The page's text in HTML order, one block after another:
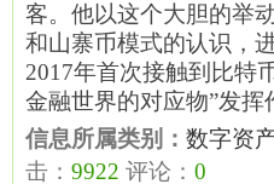
客。他以这个大胆的举
和山寨币模式的认识，
2017年首次接触到比特
金融世界的对应物”发
信息所属类别： 数字资
击： 9922 评论： 0